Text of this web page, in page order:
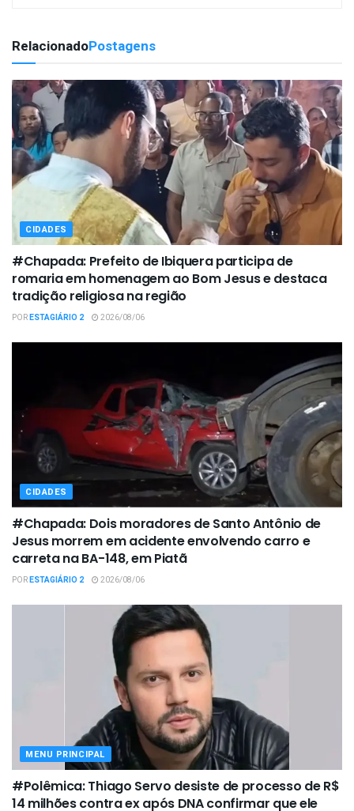
RelacionadoPostagens
CIDADES
#Chapada: Prefeito de Ibiquera participa de
romaria em homenagem ao Bom Jesus e destaca
tradição religiosa na região
PORESTAGIÁRIO 2 2026/08/06
CIDADES
#Chapada: Dois moradores de Santo Antônio de
Jesus morrem em acidente envolvendo carro e
carreta na BA-148, em Piatã
PORESTAGIÁRIO 2 2026/08/06
MENU PRINCIPAL
#Polêmica: Thiago Servo desiste de processo de R$
14 milhões contra ex após DNA confirmar que ele